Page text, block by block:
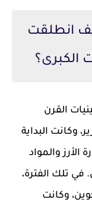
انطلقت
الكبرى؟
القرن
وكانت البداية
والمواد
في تلك الفترة،
وكانت